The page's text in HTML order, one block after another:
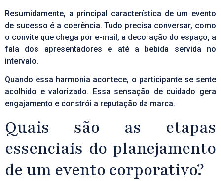
Resumidamente, a principal característica de um evento
de sucesso é a coerência. Tudo precisa conversar, como
o convite que chega por e-mail, a decoração do espaço, a
fala dos apresentadores e até a bebida servida no
intervalo.
Quando essa harmonia acontece, o participante se sente
acolhido e valorizado. Essa sensação de cuidado gera
engajamento e constrói a reputação da marca.
Quais são as etapas
essenciais do planejamento
de um evento corporativo?